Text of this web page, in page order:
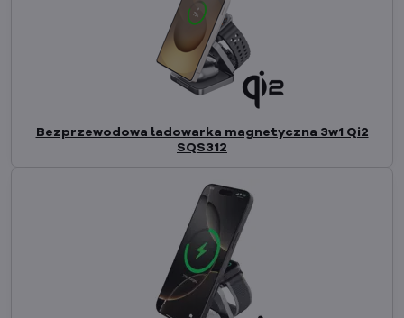
Bezprzewodowa ładowarka magnetyczna 3w1 Qi2
SQS312